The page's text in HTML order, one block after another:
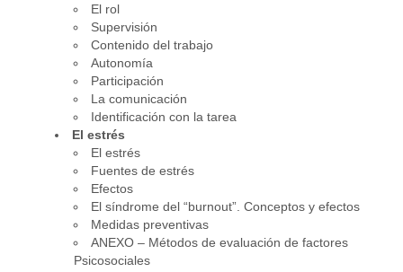
El rol
Supervisión
Contenido del trabajo
Autonomía
Participación
La comunicación
Identificación con la tarea
El estrés
El estrés
Fuentes de estrés
Efectos
El síndrome del “burnout”. Conceptos y efectos
Medidas preventivas
ANEXO – Métodos de evaluación de factores
Psicosociales